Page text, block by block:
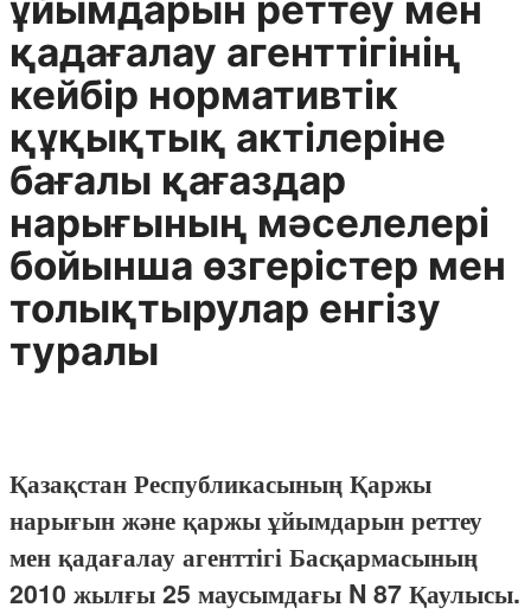
ұйымдарын реттеу мен
қадағалау агенттігінің
кейбір нормативтік
құқықтық актілеріне
бағалы қағаздар
нарығының мәселелері
бойынша өзгерістер мен
толықтырулар енгізу
туралы
Қазақстан Республикасының Қаржы
нарығын және қаржы ұйымдарын реттеу
мен қадағалау агенттігі Басқармасының
2010 жылғы 25 маусымдағы N 87 Қаулысы.